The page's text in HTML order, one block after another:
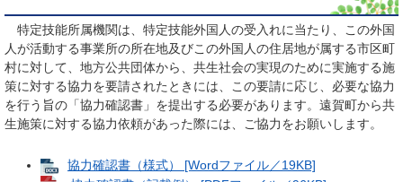
特定技能所属機関は、特定技能外国人の受入れに当たり、この外国
人が活動する事業所の所在地及びこの外国人の住居地が属する市区町
村に対して、地方公共団体から、共生社会の実現のために実施する施
策に対する協力を要請されたときには、この要請に応じ、必要な協力
を行う旨の「協力確認書」を提出する必要があります。遠賀町から共
生施策に対する協力依頼があった際には、ご協力をお願いします。
協力確認書（様式） [Wordファイル／19KB]